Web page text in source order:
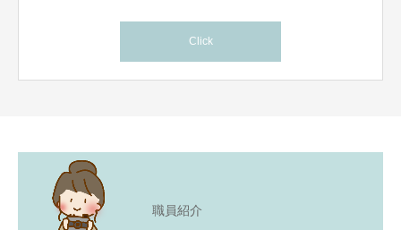
Click
職員紹介